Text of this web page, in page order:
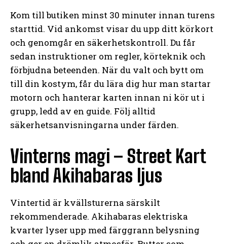
Kom till butiken minst 30 minuter innan turens
starttid. Vid ankomst visar du upp ditt körkort
och genomgår en säkerhetskontroll. Du får
sedan instruktioner om regler, körteknik och
förbjudna beteenden. När du valt och bytt om
till din kostym, får du lära dig hur man startar
motorn och hanterar karten innan ni kör ut i
grupp, ledd av en guide. Följ alltid
säkerhetsanvisningarna under färden.
Vinterns magi – Street Kart
bland Akihabaras ljus
Vintertid är kvällsturerna särskilt
rekommenderade. Akihabaras elektriska
kvarter lyser upp med färggrann belysning